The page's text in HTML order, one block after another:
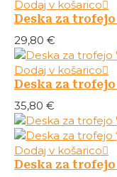
Dodaj v košarico
Deska za
29,80 €
Dodaj v košarico
Deska za trofejo
35,80 €
Dodaj v košarico
Deska za trofejo